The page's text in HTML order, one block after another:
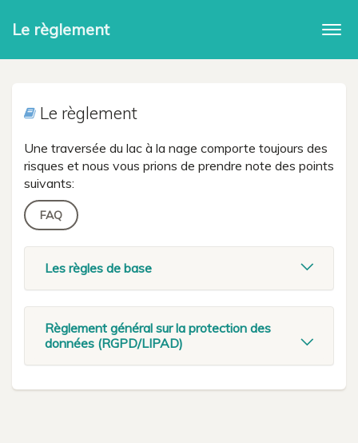
Le règlement
Le règlement
Une traversée du lac à la nage comporte toujours des
risques et nous vous prions de prendre note des points
suivants:
FAQ
Les règles de base
Règlement général sur la protection des
données (RGPD/LIPAD)